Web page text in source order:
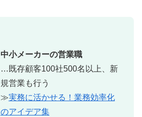
中小メーカーの営業職
…既存顧客100社500名以上、新
規営業も行う
≫実務に活かせる！業務効率化
のアイデア集